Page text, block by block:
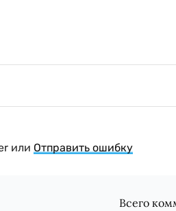
или Отправить ошибку
Всего